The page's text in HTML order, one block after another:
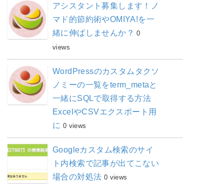
アシスタント募集します！ノ
マド的節約術やOMIYA!を一
緒に伸ばしませんか？ 0
views
WordPressのカスタムタクソ
ノミーの一覧をterm_metaと
一緒にSQLで取得する方法
ExcelやCSVエクスポート用
に 0 views
Googleカスタム検索のサイ
ト内検索で記事が出てこない
場合の対処法 0 views